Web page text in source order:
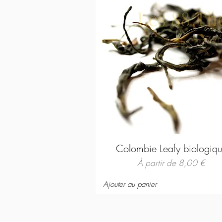
Colombie Leafy
À partir de 8,00 €
Prix promotionnel
Ajouter au panier